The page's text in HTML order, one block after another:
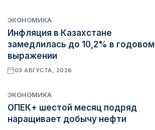
ЭКОНОМИКА
Инфляция в Казахстане
замедлилась до 10,2% в годовом
выражении
03 АВГУСТА, 2026
ЭКОНОМИКА
ОПЕК+ шестой месяц подряд
наращивает добычу нефти